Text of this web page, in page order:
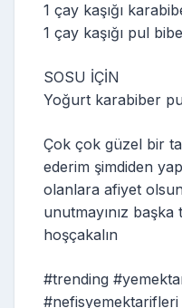
1 çay kaşığı
1 çay kaşığı pul
SOSU İÇİN
Yoğurt karabiber
Çok çok güzel bir
ederim şimdiden
olanlara afiyet
unutmayınız
hoşçakalın
#trending